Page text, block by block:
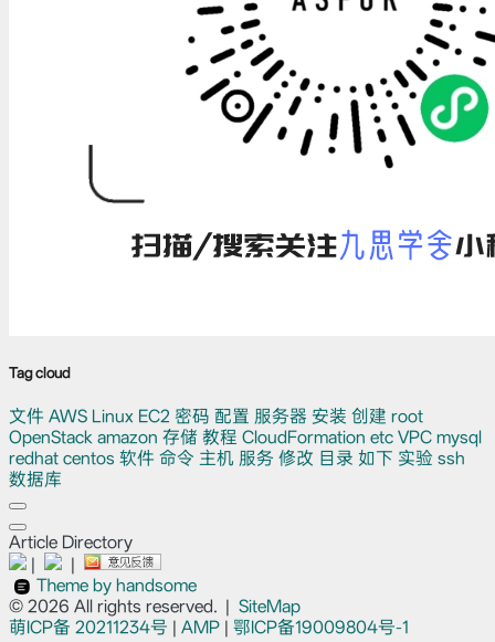
Tag cloud
文件 AWS Linux EC2 密码 配置 服务器 安装 创建 root
OpenStack amazon 存储 教程 CloudFormation etc VPC mysql
redhat centos 软件 命令 主机 服务 修改 目录 如下 实验 ssh
数据库
Article Directory
|
|
Theme by handsome
© 2026 All rights reserved. | SiteMap
萌ICP备 20211234号 | AMP | 鄂ICP备19009804号-1